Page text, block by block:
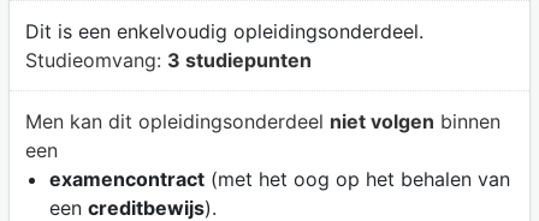
Dit is een enkelvoudig opleidingsonderdeel.
Studieomvang: 3 studiepunten
Men kan dit opleidingsonderdeel niet volgen binnen
een
examencontract(met het oog op het behalen van
een creditbewijs).